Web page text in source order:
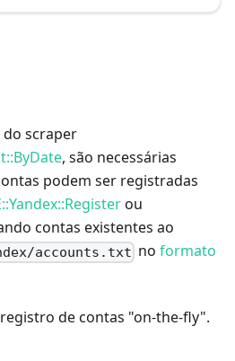
scraper
, são necessárias
podem ser registradas
ou
contas existentes ao
accounts.txt noformato
de contas "on-the-fly".